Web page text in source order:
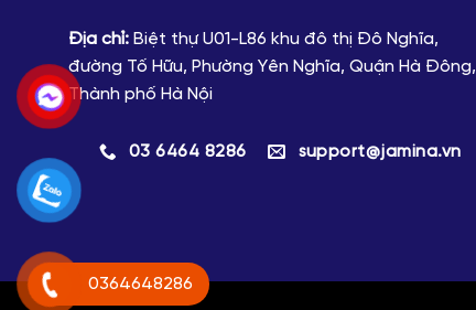
Địa chỉ: Biệt thự U01-L86 khu đô thị Đô Nghĩa,
đường Tố Hữu, Phường Yên Nghĩa, Quận Hà Đông,
Thành phố Hà Nội
03 6464 8286 support@jamina.vn
0364648286